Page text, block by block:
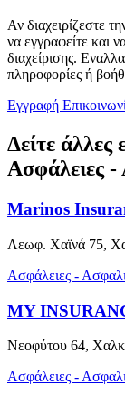
Αν διαχειρίζεστε
να εγγραφείτε και
διαχείρισης.
πληροφορίες ή
Εγγραφή
Δείτε άλλες
Ασφάλειες -
Marinos
Λεωφ. Χαϊνά 75,
Ασφάλειες -
MY
Νεοφύτου 64,
Ασφάλειες -